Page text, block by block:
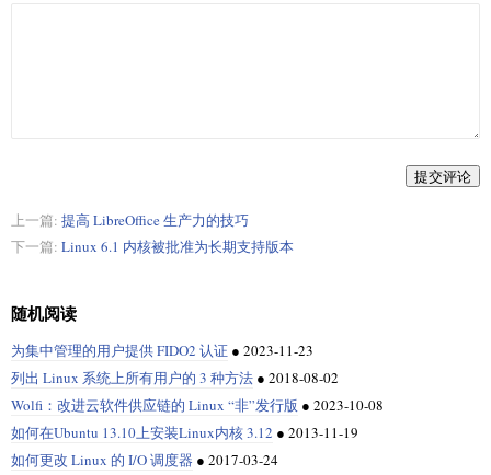
提交评论
上一篇: 提高 LibreOffice 生产力的技巧
下一篇: Linux 6.1 内核被批准为长期支持版本
随机阅读
为集中管理的用户提供 FIDO2 认证 ● 2023-11-23
列出 Linux 系统上所有用户的 3 种方法 ● 2018-08-02
Wolfi：改进云软件供应链的 Linux “非”发行版 ● 2023-10-08
如何在Ubuntu 13.10上安装Linux内核 3.12 ● 2013-11-19
如何更改 Linux 的 I/O 调度器 ● 2017-03-24